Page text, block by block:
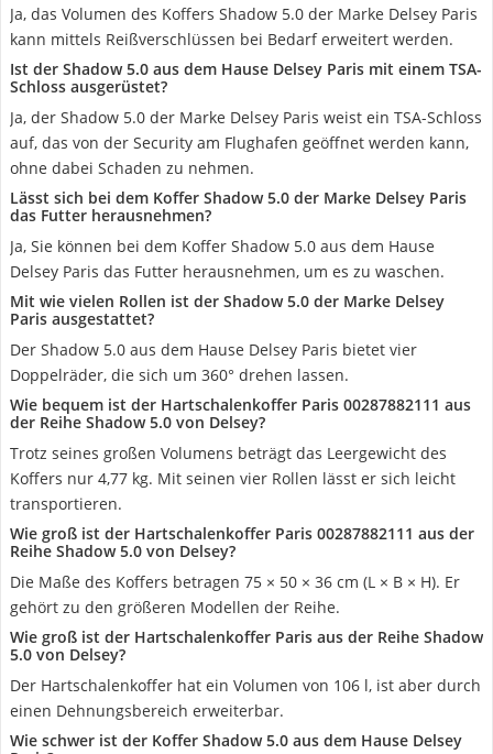
Ja, das Volumen des Koffers Shadow 5.0 der Marke Delsey Paris
kann mittels Reißverschlüssen bei Bedarf erweitert werden.
Ist der Shadow 5.0 aus dem Hause Delsey Paris mit einem TSA-
Schloss ausgerüstet?
Ja, der Shadow 5.0 der Marke Delsey Paris weist ein TSA-Schloss
auf, das von der Security am Flughafen geöffnet werden kann,
ohne dabei Schaden zu nehmen.
Lässt sich bei dem Koffer Shadow 5.0 der Marke Delsey Paris
das Futter herausnehmen?
Ja, Sie können bei dem Koffer Shadow 5.0 aus dem Hause
Delsey Paris das Futter herausnehmen, um es zu waschen.
Mit wie vielen Rollen ist der Shadow 5.0 der Marke Delsey
Paris ausgestattet?
Der Shadow 5.0 aus dem Hause Delsey Paris bietet vier
Doppelräder, die sich um 360° drehen lassen.
Wie bequem ist der Hartschalenkoffer Paris 00287882111 aus
der Reihe Shadow 5.0 von Delsey?
Trotz seines großen Volumens beträgt das Leergewicht des
Koffers nur 4,77 kg. Mit seinen vier Rollen lässt er sich leicht
transportieren.
Wie groß ist der Hartschalenkoffer Paris 00287882111 aus der
Reihe Shadow 5.0 von Delsey?
Die Maße des Koffers betragen 75 × 50 × 36 cm (L × B × H). Er
gehört zu den größeren Modellen der Reihe.
Wie groß ist der Hartschalenkoffer Paris aus der Reihe Shadow
5.0 von Delsey?
Der Hartschalenkoffer hat ein Volumen von 106 l, ist aber durch
einen Dehnungsbereich erweiterbar.
Wie schwer ist der Koffer Shadow 5.0 aus dem Hause Delsey